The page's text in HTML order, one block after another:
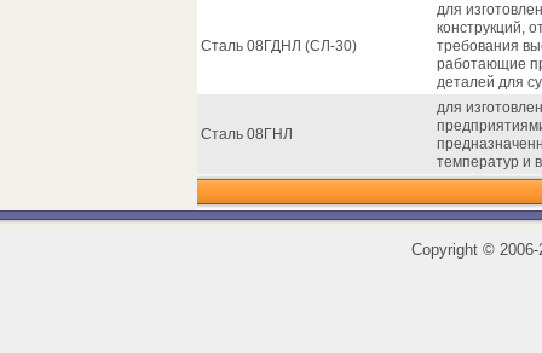
Сталь 08ГДНЛ (СЛ-30)
для
конструкций,
требования
работающие
деталей для
Сталь 08ГНЛ
для
температур и
Copyright ©